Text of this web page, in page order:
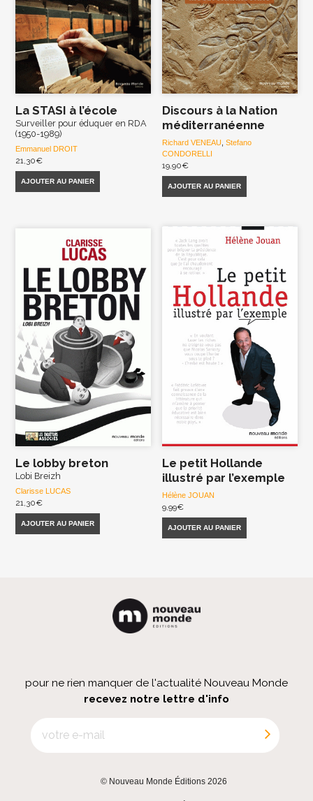
La STASI à l’école
Surveiller pour éduquer en RDA
(1950-1989)
Emmanuel DROIT
21,30€
AJOUTER AU PANIER
Discours à la Nation
méditerranéenne
Richard VENEAU,Stefano
CONDORELLI
19,90€
AJOUTER AU PANIER
Le lobby breton
Lobi Breizh
Clarisse LUCAS
21,30€
AJOUTER AU PANIER
Le petit Hollande
illustré par l’exemple
Hélène JOUAN
9,99€
AJOUTER AU PANIER
pour ne rien manquer de l'actualité Nouveau Monde
recevez notre lettre d'info
© Nouveau Monde Éditions 2026